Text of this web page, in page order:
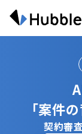
「案件
契約審